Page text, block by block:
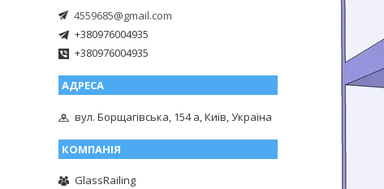
4559685@gmail.com
+380976004935
+380976004935
вул. Борщагівська, 154 а, Київ, Україна
GlassRailing